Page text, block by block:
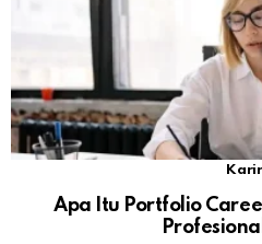
Karir
Apa Itu Portfolio